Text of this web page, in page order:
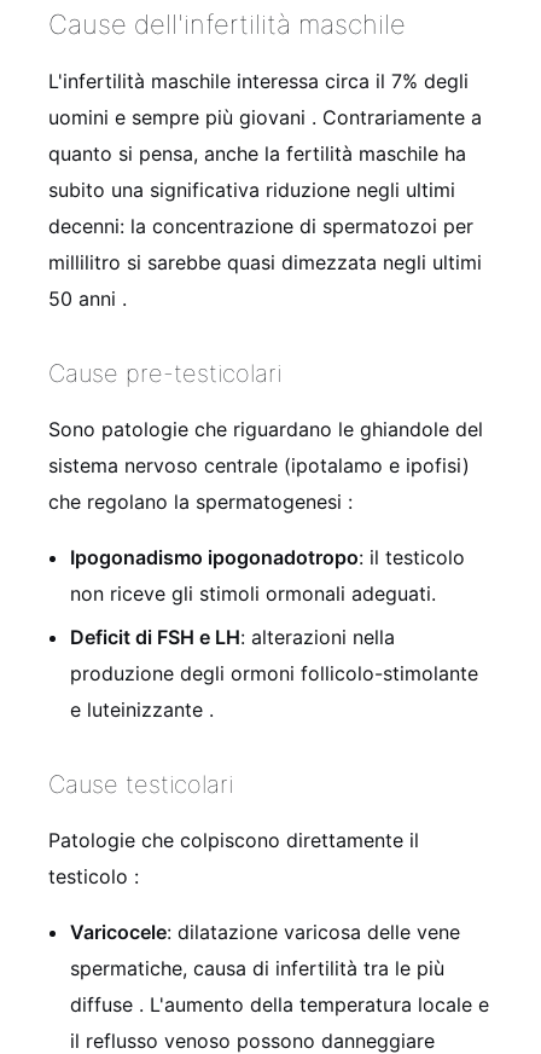
Cause dell'infertilità maschile
L'infertilità maschile interessa circa il 7% degli
uomini e sempre più giovani . Contrariamente a
quanto si pensa, anche la fertilità maschile ha
subito una significativa riduzione negli ultimi
decenni: la concentrazione di spermatozoi per
millilitro si sarebbe quasi dimezzata negli ultimi
50 anni .
Cause pre-testicolari
Sono patologie che riguardano le ghiandole del
sistema nervoso centrale (ipotalamo e ipofisi)
che regolano la spermatogenesi :
Ipogonadismo ipogonadotropo: il testicolo
non riceve gli stimoli ormonali adeguati.
Deficit di FSH e LH: alterazioni nella
produzione degli ormoni follicolo-stimolante
e luteinizzante .
Cause testicolari
Patologie che colpiscono direttamente il
testicolo :
Varicocele: dilatazione varicosa delle vene
spermatiche, causa di infertilità tra le più
diffuse . L'aumento della temperatura locale e
il reflusso venoso possono danneggiare